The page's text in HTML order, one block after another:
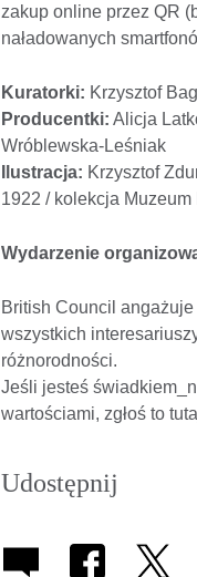
zakup online przez QR
naładowanych
Kuratorki: Krzysztof
Producentki: Alicja
Wróblewska-Leśniak
Ilustracja: Krzysztof
1922 / kolekcja
Wydarzenie
British Council
wszystkich
różnorodności.
Jeśli jesteś
wartościami, zgłoś to
Udostępnij